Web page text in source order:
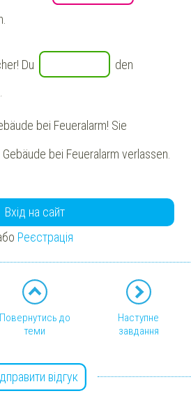
Du
den
bei Feueralarm! Sie
Gebäude bei Feueralarm verlassen.
Вхід на сайт
Реєстрація
Повернутись до
теми
Наступне
завдання
відгук